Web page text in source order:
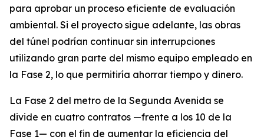
para aprobar un proceso eficiente de evaluación
ambiental. Si el proyecto sigue adelante, las obras
del túnel podrían continuar sin interrupciones
utilizando gran parte del mismo equipo empleado en
la Fase 2, lo que permitiría ahorrar tiempo y dinero.
La Fase 2 del metro de la Segunda Avenida se
divide en cuatro contratos —frente a los 10 de la
Fase 1— con el fin de aumentar la eficiencia del